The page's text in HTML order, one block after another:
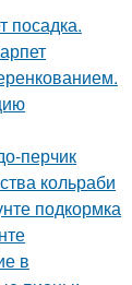
посадка.
перчик
кольраби
подкормка
в